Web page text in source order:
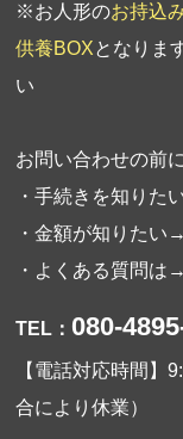
※お人形のお持込
供養BOXとなりま
い
お問い合わせの前
・手続きを知りた
・金額が知りたい
・よくある質問は
TEL： 080-
【電話対応時間
合により休業）